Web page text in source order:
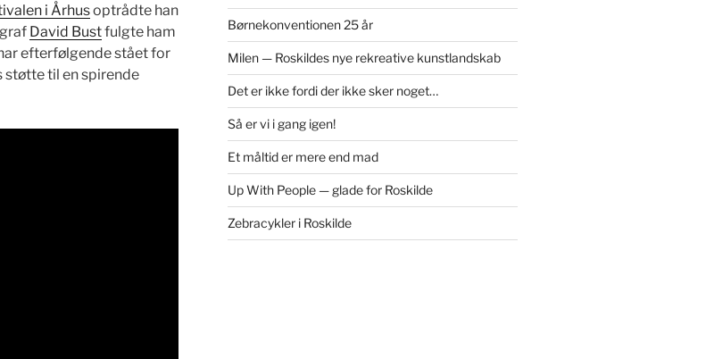
i Århusoptrådte han
David Bustful­gte ham
efter­føl­gende stået for
til en spirende
Børnekonventionen 25 år
Milen — Roskildes nye rekreative kunstlandskab
Det er ikke fordi der ikke sker noget…
Så er vi i gang igen!
Et måltid er mere end mad
Up With People — glade for Roskilde
Zebracykler i Roskilde